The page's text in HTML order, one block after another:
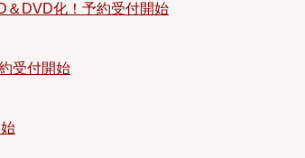
＆DVD化！予約受付開始
受付開始